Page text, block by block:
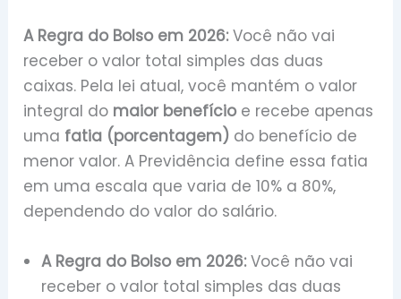
A Regra do Bolso em 2026:Você não vai
receber o valor total simples das duas
caixas. Pela lei atual, você mantém o valor
integral do maior benefícioe recebe apenas
uma fatia (porcentagem) do benefício de
menor valor. A Previdência define essa fatia
em uma escala que varia de 10% a 80%,
dependendo do valor do salário.
A Regra do Bolso em 2026:Você não vai
receber o valor total simples das duas